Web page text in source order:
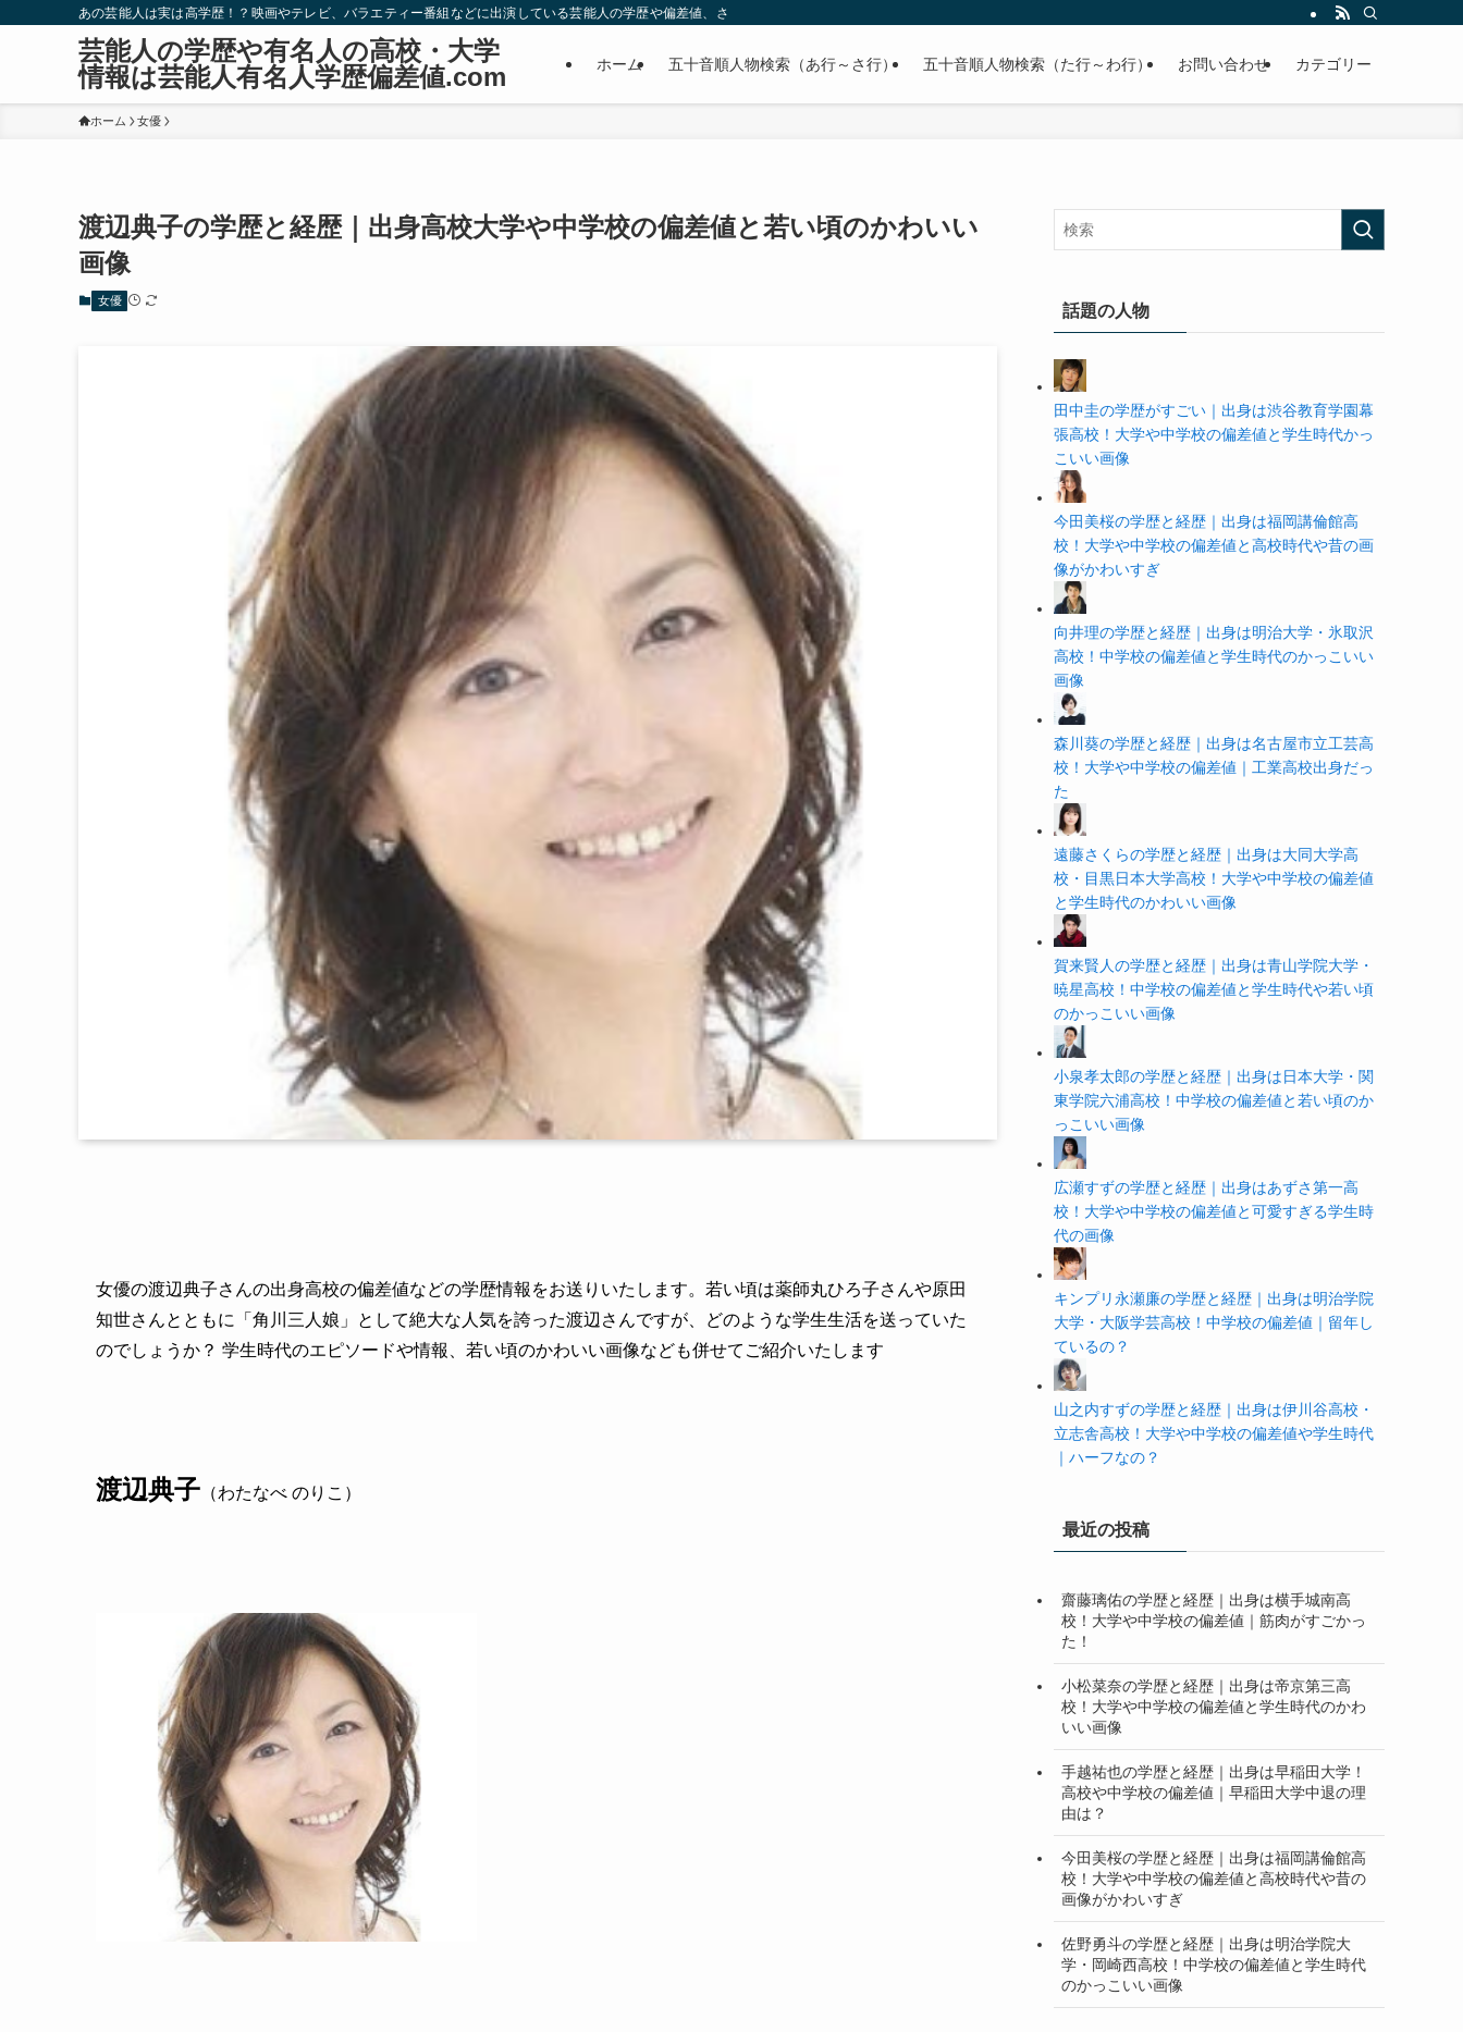
あの芸能人は実は高学歴！？映画やテレビ、バラエティー番組などに出演している芸能人の学歴や偏差値、さらに政治家やスポーツ選手などの有名人の学歴や高校・大学の偏差値まで紹介していきます。
芸能人の学歴や有名人の高校・大学
情報は芸能人有名人学歴偏差値.com
ホーム 五十音順人物検索（あ行～さ行） 五十音順人物検索（た行～わ行） お問い合わせ カテゴリー
ホーム 女優
渡辺典子の学歴と経歴｜出身高校大学や中学校の偏差値と若い頃のかわいい
画像
女優
女優の渡辺典子さんの出身高校の偏差値などの学歴情報をお送りいたします。若い頃は薬師丸ひろ子さんや原田
知世さんとともに「角川三人娘」として絶大な人気を誇った渡辺さんですが、どのような学生生活を送っていた
のでしょうか？ 学生時代のエピソードや情報、若い頃のかわいい画像なども併せてご紹介いたします
渡辺典子 （わたなべ のりこ）
話題の人物
田中圭の学歴がすごい｜出身は渋谷教育学園幕
張高校！大学や中学校の偏差値と学生時代かっ
こいい画像
今田美桜の学歴と経歴｜出身は福岡講倫館高
校！大学や中学校の偏差値と高校時代や昔の画
像がかわいすぎ
向井理の学歴と経歴｜出身は明治大学・氷取沢
高校！中学校の偏差値と学生時代のかっこいい
画像
森川葵の学歴と経歴｜出身は名古屋市立工芸高
校！大学や中学校の偏差値｜工業高校出身だっ
た
遠藤さくらの学歴と経歴｜出身は大同大学高
校・目黒日本大学高校！大学や中学校の偏差値
と学生時代のかわいい画像
賀来賢人の学歴と経歴｜出身は青山学院大学・
暁星高校！中学校の偏差値と学生時代や若い頃
のかっこいい画像
小泉孝太郎の学歴と経歴｜出身は日本大学・関
東学院六浦高校！中学校の偏差値と若い頃のか
っこいい画像
広瀬すずの学歴と経歴｜出身はあずさ第一高
校！大学や中学校の偏差値と可愛すぎる学生時
代の画像
キンプリ永瀬廉の学歴と経歴｜出身は明治学院
大学・大阪学芸高校！中学校の偏差値｜留年し
ているの？
山之内すずの学歴と経歴｜出身は伊川谷高校・
立志舎高校！大学や中学校の偏差値や学生時代
｜ハーフなの？
最近の投稿
齋藤璃佑の学歴と経歴｜出身は横手城南高
校！大学や中学校の偏差値｜筋肉がすごかっ
た！
小松菜奈の学歴と経歴｜出身は帝京第三高
校！大学や中学校の偏差値と学生時代のかわ
いい画像
手越祐也の学歴と経歴｜出身は早稲田大学！
高校や中学校の偏差値｜早稲田大学中退の理
由は？
今田美桜の学歴と経歴｜出身は福岡講倫館高
校！大学や中学校の偏差値と高校時代や昔の
画像がかわいすぎ
佐野勇斗の学歴と経歴｜出身は明治学院大
学・岡崎西高校！中学校の偏差値と学生時代
のかっこいい画像